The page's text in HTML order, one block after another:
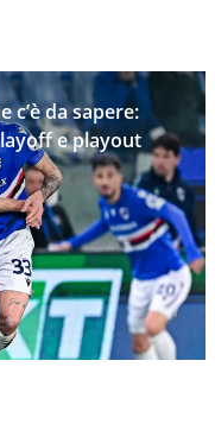
c’è da sapere:
e playout